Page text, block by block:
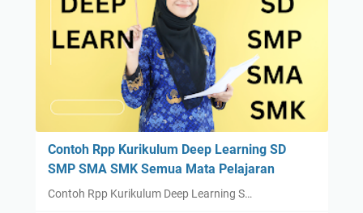
Contoh Rpp Kurikulum Deep Learning SD
SMP SMA SMK Semua Mata Pelajaran
Contoh Rpp Kurikulum Deep Learning S…